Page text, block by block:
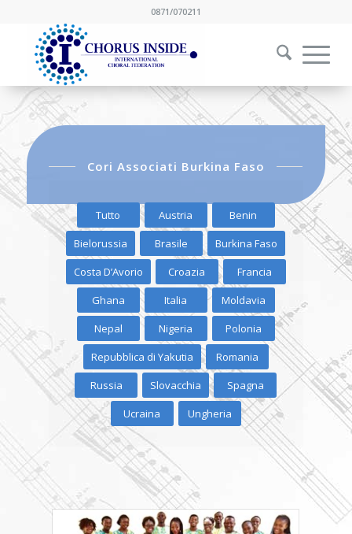
0871/070211
Cori Associati Burkina Faso
Tutto Austria
Benin
Bielorussia
Brasile
Burkina Faso
Costa D’Avorio
Croazia
Francia
Ghana
Italia
Moldavia
Nepal
Nigeria
Polonia
Repubblica di Yakutia
Romania
Russia
Slovacchia
Spagna
Ucraina
Ungheria